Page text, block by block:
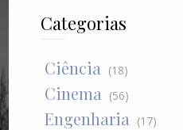
Categorias
Ciência (18)
Cinema (56)
Engenharia (17)